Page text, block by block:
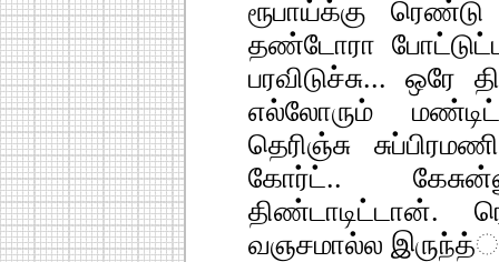
ரூபாய்க்கு
தண்டோரா
பரவிடுச்சு... ஒரே
எல்லோரும்
தெரிஞ்சு
கோர்ட்..
திண்டாடிட்டான்.
வஞசமால்ல